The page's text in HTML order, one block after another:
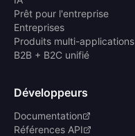
Prêt pour l'entreprise
Entreprises
Produits multi-applications
B2B + B2C unifié
Développeurs
Documentation
Références API